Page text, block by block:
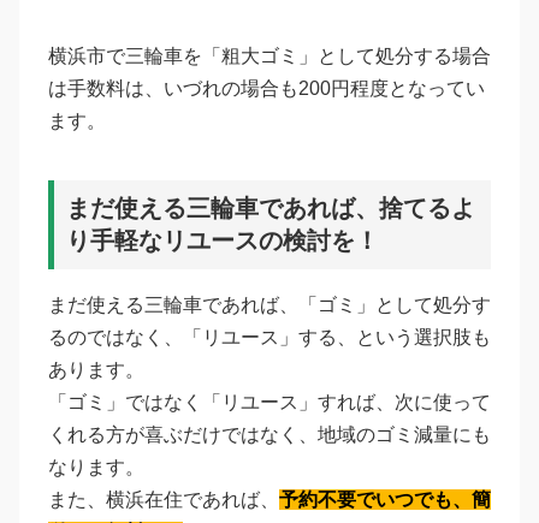
横浜市で三輪車を「粗大ゴミ」として処分する場合
は手数料は、いづれの場合も200円程度となってい
ます。
まだ使える三輪車であれば、捨てるよ
り手軽なリユースの検討を！
まだ使える三輪車であれば、「ゴミ」として処分す
るのではなく、「リユース」する、という選択肢も
あります。
「ゴミ」ではなく「リユース」すれば、次に使って
くれる方が喜ぶだけではなく、地域のゴミ減量にも
なります。
また、横浜在住であれば、 予約不要でいつでも、簡